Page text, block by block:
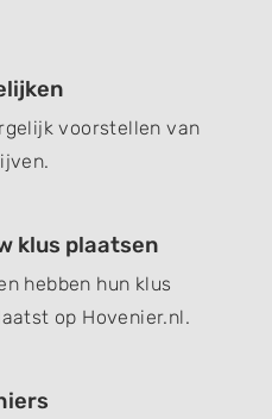
voorstellen van
klus plaatsen
hebben hun klus
op Hovenier.nl.